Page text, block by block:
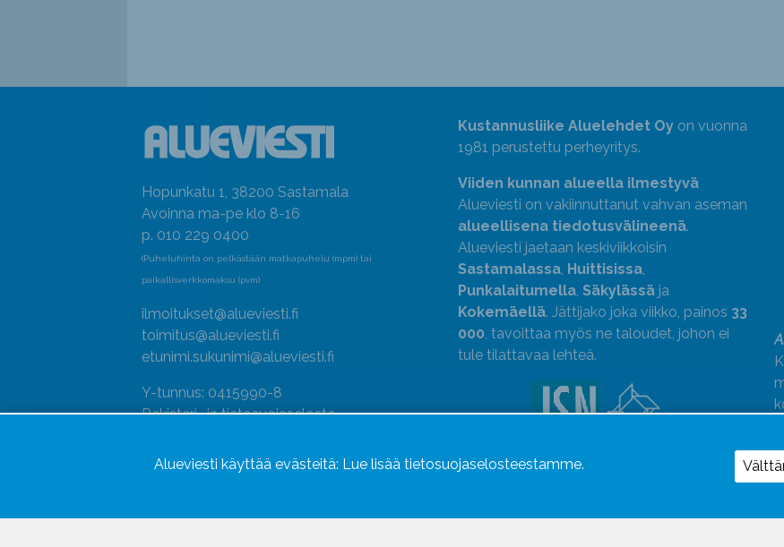
Hopunkatu 1, 38200 Sastamala
Avoinna ma-pe klo 8-16
p. 010 229 0400
(Puheluhinta on pelkästään matkapuhelu (mpm) tai
paikallisverkkomaksu (pvm)
ilmoitukset@alueviesti.fi
toimitus@alueviesti.fi
etunimi.sukunimi@alueviesti.fi
Y-tunnus: 0415990-8
Rekisteri- ja tietosuojaseloste
Seuraa meitä
Kustannusliike Aluelehdet Oyon vuonna
1981 perustettu perheyritys.
Viiden kunnan alueella ilmestyvä
Alueviesti on vakiinnuttanut vahvan aseman
alueellisena tiedotusvälineenä.
Alueviesti jaetaan keskiviikkoisin
Sastamalassa, Huittisissa,
Punkalaitumella, Säkylässäja
Kokemäellä. Jättijako joka viikko, painos 33
000, tavoittaa myös ne taloudet, johon ei
tule tilattavaa lehteä.
Uutismedian Liiton jäsen. Noudatamme
Alueviesti käyttää evästeitä: Lue lisää tietosuojaselosteestamme.